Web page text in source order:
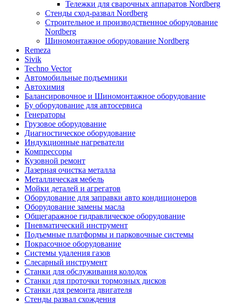
Тележки для сварочных аппаратов Nordberg
Стенды сход-развал Nordberg
Строительное и производственное оборудование
Nordberg
Шиномонтажное оборудование Nordberg
Remeza
Sivik
Techno Vector
Автомобильные подъемники
Автохимия
Балансировочное и Шиномонтажное оборудование
Бу оборудование для автосервиса
Генераторы
Грузовое оборудование
Диагностическое оборудование
Индукционные нагреватели
Компрессоры
Кузовной ремонт
Лазерная очистка металла
Металлическая мебель
Мойки деталей и агрегатов
Оборудование для заправки авто кондиционеров
Оборудование замены масла
Общегаражное гидравлическое оборудование
Пневматический инструмент
Подъемные платформы и парковочные системы
Покрасочное оборудование
Системы удаления газов
Слесарный инструмент
Станки для обслуживания колодок
Станки для проточки тормозных дисков
Станки для ремонта двигателя
Стенды развал схождения